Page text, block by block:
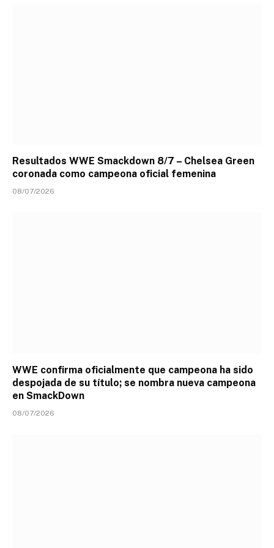
Resultados WWE Smackdown 8/7 – Chelsea Green
coronada como campeona oficial femenina
08/07/2026
WWE confirma oficialmente que campeona ha sido
despojada de su título; se nombra nueva campeona
en SmackDown
08/07/2026